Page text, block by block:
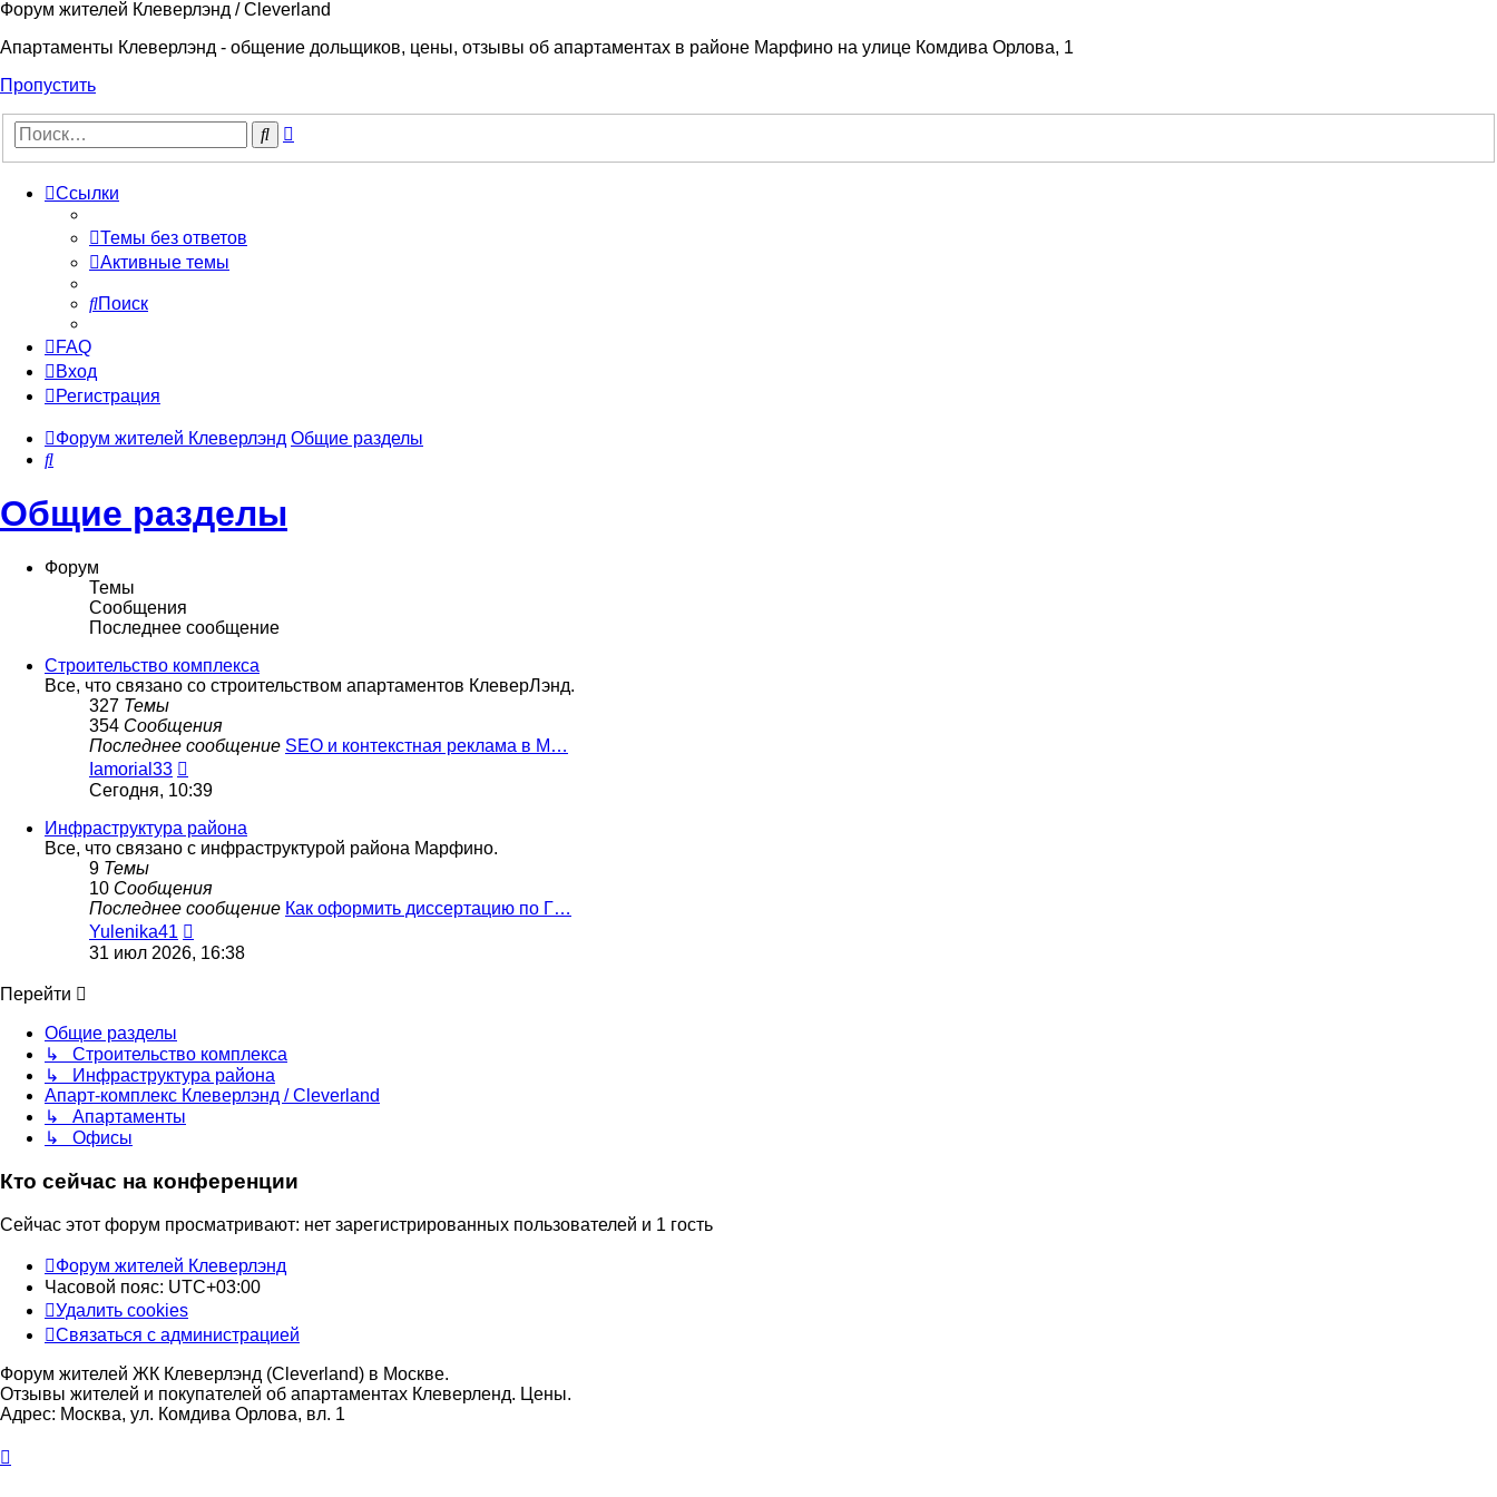
Форум жителей Клеверлэнд / Cleverland
Апартаменты Клеверлэнд - общение дольщиков, цены, отзывы об апартаментах в районе Марфино на улице Комдива Орлова, 1
Пропустить
Поиск
Ссылки
Темы без ответов
Активные темы
Поиск
FAQ
Вход
Регистрация
Форум жителей Клеверлэнд Общие разделы
Поиск
Общие разделы
Форум
Темы
Сообщения
Последнее сообщение
Строительство комплекса
Все, что связано со строительством апартаментов КлеверЛэнд.
327 Темы
354 Сообщения
Последнее сообщение SEO и контекстная реклама в М…
Iamorial33
к
сообщению
Сегодня, 10:39
Инфраструктура района
Все, что связано с инфраструктурой района Марфино.
9 Темы
10 Сообщения
Последнее сообщение Как оформить диссертацию по Г…
Yulenika41
31 июл 2026, 16:38
Перейти
Общие разделы
↳ Строительство комплекса
↳ Инфраструктура района
Апарт-комплекс Клеверлэнд / Cleverland
↳ Апартаменты
↳ Офисы
Кто сейчас на конференции
Сейчас этот форум просматривают: нет зарегистрированных пользователей и 1 гость
Форум жителей Клеверлэнд
Часовой пояс: UTC+03:00
Удалить cookies
Связаться с администрацией
Форум жителей ЖК Клеверлэнд (Cleverland) в Москве.
Отзывы жителей и покупателей об апартаментах Клеверленд. Цены.
Адрес: Москва, ул. Комдива Орлова, вл. 1